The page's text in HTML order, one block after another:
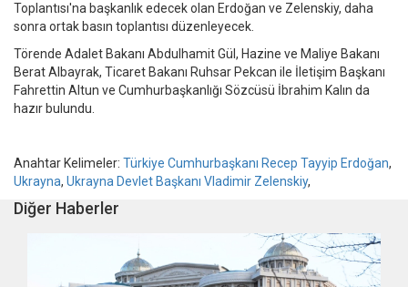
Toplantısı'na başkanlık edecek olan Erdoğan ve Zelenskiy, daha
sonra ortak basın toplantısı düzenleyecek.
Törende Adalet Bakanı Abdulhamit Gül, Hazine ve Maliye Bakanı
Berat Albayrak, Ticaret Bakanı Ruhsar Pekcan ile İletişim Başkanı
Fahrettin Altun ve Cumhurbaşkanlığı Sözcüsü İbrahim Kalın da
hazır bulundu.
Anahtar Kelimeler: Türkiye Cumhurbaşkanı Recep Tayyip Erdoğan,
Ukrayna, Ukrayna Devlet Başkanı Vladimir Zelenskiy,
Diğer Haberler